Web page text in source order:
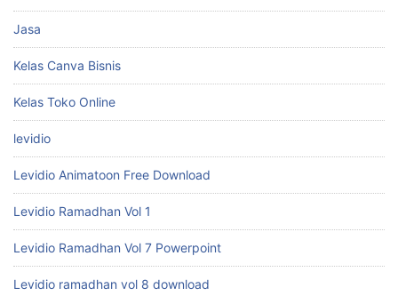
Jasa
Kelas Canva Bisnis
Kelas Toko Online
levidio
Levidio Animatoon Free Download
Levidio Ramadhan Vol 1
Levidio Ramadhan Vol 7 Powerpoint
Levidio ramadhan vol 8 download